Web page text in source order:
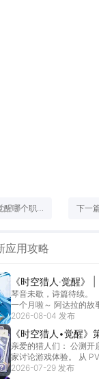
醒哪个职
下一
应用攻略
《时空猎人·觉醒》
琴音未歇，诗篇待续。
一个月啦～ 阿达拉的故
奏响... [详情]
2026-08-04 发布
《时空猎人•觉醒
题Q&A，你关心的
亲爱的猎人们： 公测开
家讨论游戏体验。 从
系... [详情]
2026-07-29 发布